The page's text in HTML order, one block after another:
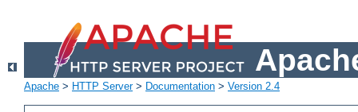
Apache > HTTP Server> Documentation > Version 2.4